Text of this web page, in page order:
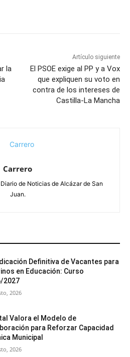
la
Artículo siguiente
El PSOE exige al PP y a Vox
que expliquen su voto en
contra de los intereses de
Castilla-La Mancha
Carrero
de Noticias de Alcázar de San
Juan.
Definitiva de Vacantes para
en Educación: Curso
2027
2026
Valora el Modelo de
para Reforzar Capacidad
Municipal
2026